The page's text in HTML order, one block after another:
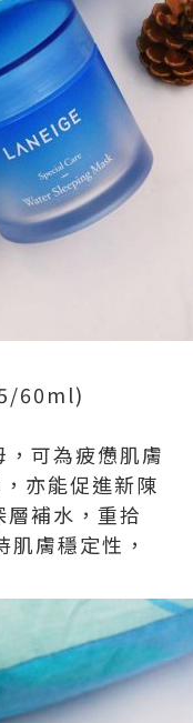
60ml)
可為疲憊肌膚
亦能促進新陳
補水，重拾
膚穩定性，